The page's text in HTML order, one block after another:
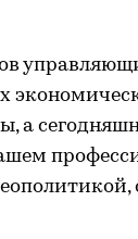
а